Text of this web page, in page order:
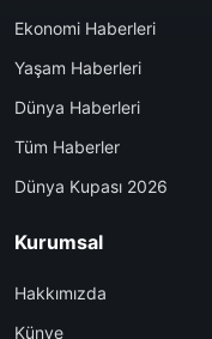
Ekonomi Haberleri
Yaşam Haberleri
Dünya Haberleri
Tüm Haberler
Dünya Kupası 2026
Kurumsal
Hakkımızda
Künye